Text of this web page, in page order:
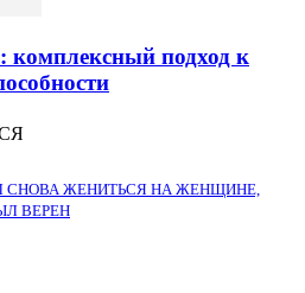
комплексный подход к
ЖЕНИТЬСЯ НА ЖЕНЩИНЕ,
ВЕРЕН